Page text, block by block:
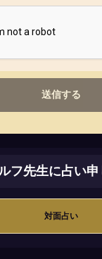
送信する
フ先生に占い
対面占い